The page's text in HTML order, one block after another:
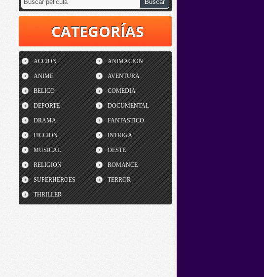
CATEGORÍAS
ACCION ANIMACION
ANIME AVENTURA
BELICO COMEDIA
DEPORTE DOCUMENTAL
DRAMA FANTASTICO
FICCION INTRIGA
MUSICAL OESTE
RELIGION ROMANCE
SUPERHEROES TERROR
THRILLER